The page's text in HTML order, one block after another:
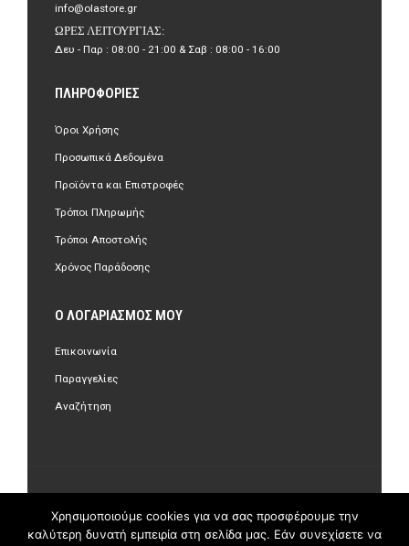
info@olastore.gr
ΏΡΕΣ ΛΕΙΤΟΥΡΓΊΑΣ:
Δευ - Παρ : 08:00 - 21:00 & Σαβ : 08:00 - 16:00
ΠΛΗΡΟΦΟΡΊΕΣ
Όροι Χρήσης
Προσωπικά Δεδομένα
Προϊόντα και Επιστροφές
Τρόποι Πληρωμής
Τρόποι Αποστολής
Χρόνος Παράδοσης
Ο ΛΟΓΑΡΙΑΣΜΌΣ ΜΟΥ
Επικοινωνία
Παραγγελίες
Αναζήτηση
Χρησιμοποιούμε cookies για να σας προσφέρουμε την
καλύτερη δυνατή εμπειρία στη σελίδα μας. Εάν συνεχίσετε να